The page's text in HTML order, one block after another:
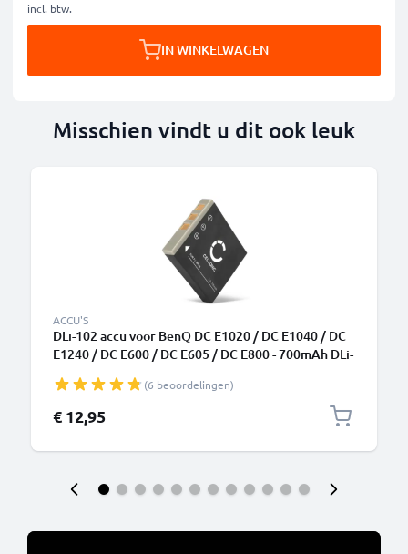
incl. btw.
IN WINKELWAGEN
Misschien vindt u dit ook leuk
ACCU'S
DLi-102 accu voor BenQ DC E1020 / DC E1040 / DC
E1240 / DC E600 / DC E605 / DC E800 - 700mAh DLi-
(6 beoordelingen)
€ 12,95